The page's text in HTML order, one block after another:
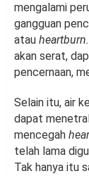
mengalami
gangguan
atau heartburn.
akan serat,
pencernaan,
Selain itu, air
dapat
mencegah
telah lama
Tak hanya itu